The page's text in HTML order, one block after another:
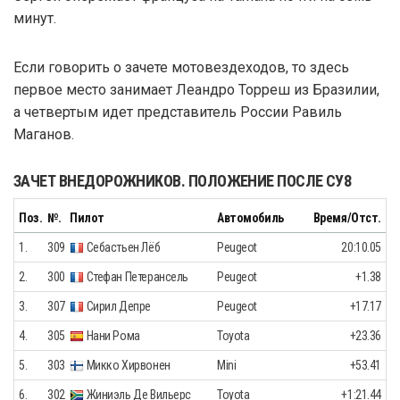
минут.
Если говорить о зачете мотовездеходов, то здесь
первое место занимает Леандро Торреш из Бразилии,
а четвертым идет представитель России Равиль
Маганов.
ЗАЧЕТ ВНЕДОРОЖНИКОВ. ПОЛОЖЕНИЕ ПОСЛЕ СУ8
Поз. №. Пилот Автомобиль Время/Отст.
1. 309 Себастьен Лёб Peugeot 20:10.05
2. 300 Стефан Петерансель Peugeot +1.38
3. 307 Сирил Депре Peugeot +17.17
4. 305 Нани Рома Toyota +23.36
5. 303 Микко Хирвонен Mini +53.41
6. 302 Жиниэль Де Вильерс Toyota +1:21.44